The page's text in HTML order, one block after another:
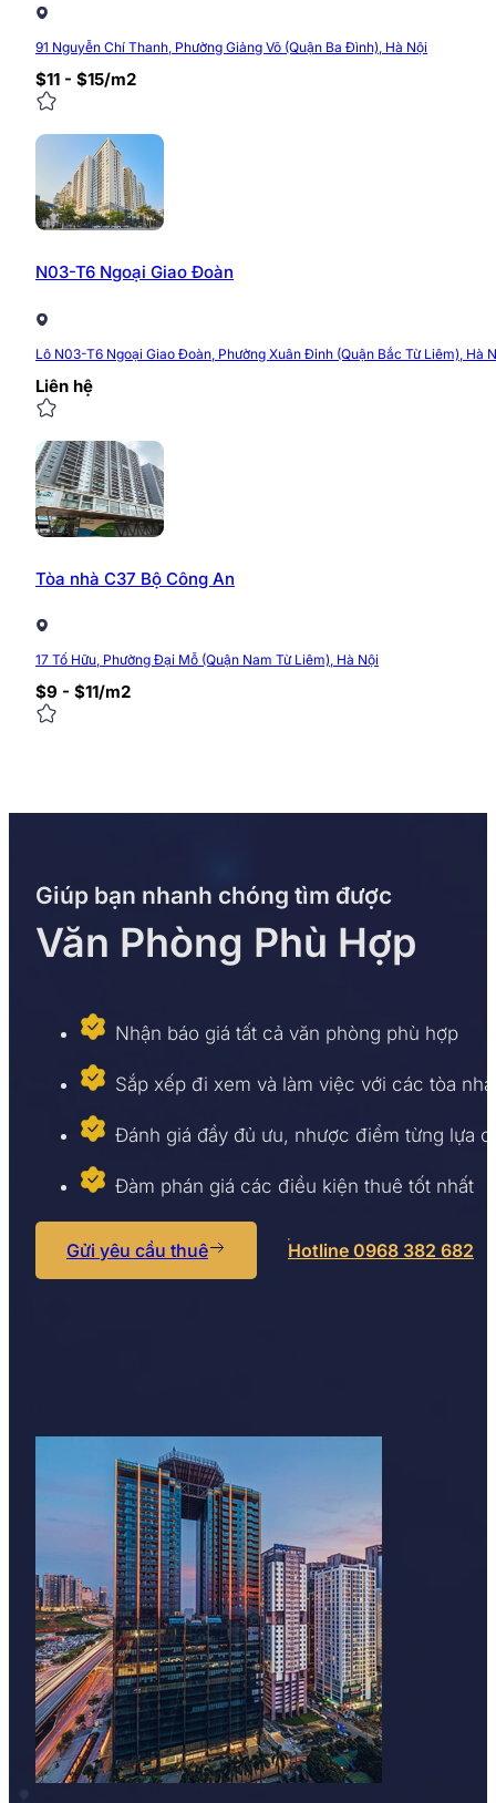
91 Nguyễn Chí Thanh, Phường Giảng Võ (Quận Ba Đình), Hà Nội
$11 - $15/m2
N03-T6 Ngoại Giao Đoàn
Lô N03-T6 Ngoại Giao Đoàn, Phường Xuân Đỉnh (Quận Bắc Từ Liêm), Hà
Liên hệ
Tòa nhà C37 Bộ Công An
17 Tố Hữu, Phường Đại Mỗ (Quận Nam Từ Liêm), Hà Nội
$9 - $11/m2
Giúp bạn nhanh chóng tìm được
Văn Phòng Phù Hợp
Nhận báo giá tất cả văn phòng phù hợp
Sắp xếp đi xem và làm việc với các tòa nhà
Đánh giá đầy đủ ưu, nhược điểm từng lựa
Đàm phán giá các điều kiện thuê tốt nhất
Gửi yêu cầu thuê Hotline 0968 382 682